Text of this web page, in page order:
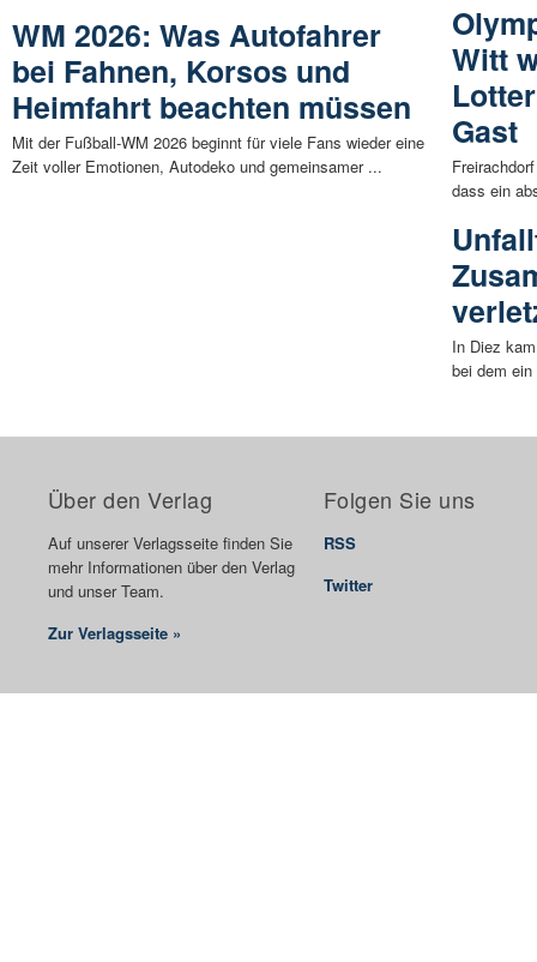
WM 2026: Was Autofahrer
bei Fahnen, Korsos und
Heimfahrt beachten müssen
Mit der Fußball-WM 2026 beginnt für viele Fans wieder eine
Zeit voller Emotionen, Autodeko und gemeinsamer ...
Witt
Gast
dass ein
In Diez
bei dem
Über den Verlag
Auf unserer Verlagsseite finden Sie
mehr Informationen über den Verlag
und unser Team.
Zur Verlagsseite »
Folgen Sie uns
RSS
Twitter